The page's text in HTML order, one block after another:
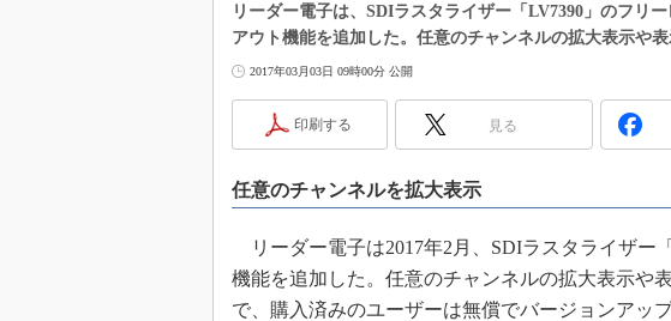
医療エレ（EE Times Japan）
製品解剖（EE Times Japan）
DC-DCコンバーター活用講座
Wired, Weird
マイコン講座
Q&Aで学ぶマイコン講座
記録計／データロガーの基礎知識
ズ編
めざせ高効率！ モーター駆動入門講
座
リーダー電子は、SDIラスタライザー「LV7390」のフリ
アウト機能を追加した。任意のチャンネルの拡大表示や
2017年03月03日 09時00分 公開
印刷する 見る
任意のチャンネルを拡大表示
リーダー電子は2017年2月、SDIラスタライザー
機能を追加した。任意のチャンネルの拡大表示や
で、購入済みのユーザーは無償でバージョンアッ